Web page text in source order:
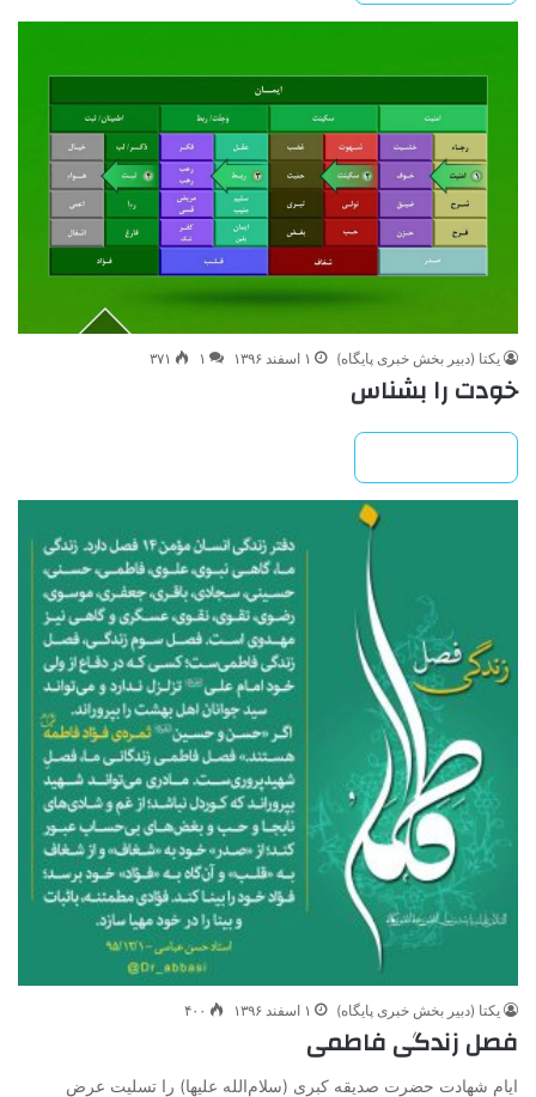
یکتا (دبیر بخش خبری پایگاه) ۱ اسفند ۱۳۹۶ ۱ ۳۷۱
خودت را بشناس
یکتا (دبیر بخش خبری پایگاه) ۱ اسفند ۱۳۹۶ ۴۰۰
فصل زندگی فاطمی
ایام شهادت حضرت صدیقه کبری (سلام‌الله علیها) را تسلیت عرض